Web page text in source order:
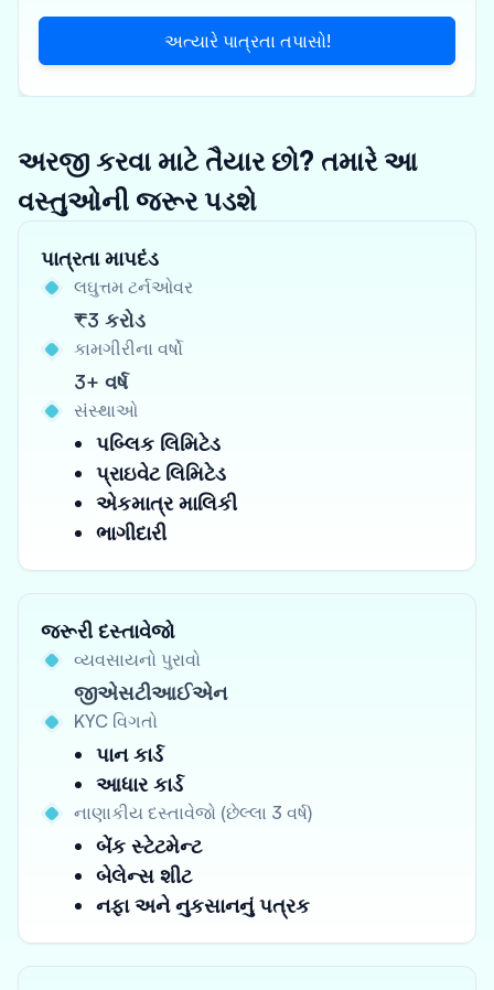
અત્યારે પાત્રતા તપાસો!
અરજી કરવા માટે તૈયાર છો? તમારે આ
વસ્તુઓની જરૂર પડશે
પાત્રતા માપદંડ
લઘુત્તમ ટર્નઓવર
₹3 કરોડ
કામગીરીના વર્ષો
3+ વર્ષ
સંસ્થાઓ
પબ્લિક લિમિટેડ
પ્રાઇવેટ લિમિટેડ
એકમાત્ર માલિકી
ભાગીદારી
જરૂરી દસ્તાવેજો
વ્યવસાયનો પુરાવો
જીએસટીઆઈએન
KYC વિગતો
પાન કાર્ડ
આધાર કાર્ડ
નાણાકીય દસ્તાવેજો (છેલ્લા 3 વર્ષ)
બેંક સ્ટેટમેન્ટ
બેલેન્સ શીટ
નફા અને નુકસાનનું પત્રક